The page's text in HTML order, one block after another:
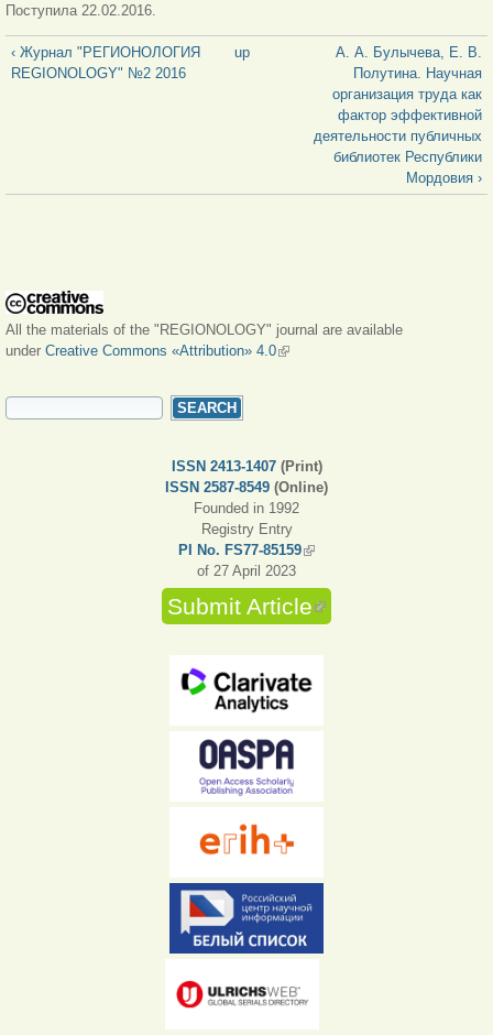
Поступила 22.02.2016.
‹ Журнал "РЕГИОНОЛОГИЯ
REGIONOLOGY" №2 2016
up
А. А. Булычева, Е. В.
Полутина. Научная
организация труда как
фактор эффективной
деятельности публичных
библиотек Республики
Мордовия ›
All the materials of the "REGIONOLOGY" journal are available
under Creative Commons «Attribution» 4.0(link is external)
SEARCH FORM
ISSN 2413-1407(Print)
ISSN 2587-8549 (Online)
Founded in 1992
Registry Entry
PI No. FS77-85159(link is external)
of 27 April 2023
Submit Article(link is external)